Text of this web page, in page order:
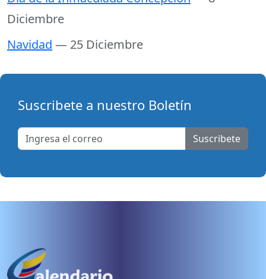
Diciembre
Navidad — 25 Diciembre
Suscribete a nuestro Boletín
Suscribete